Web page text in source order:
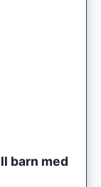
barn med